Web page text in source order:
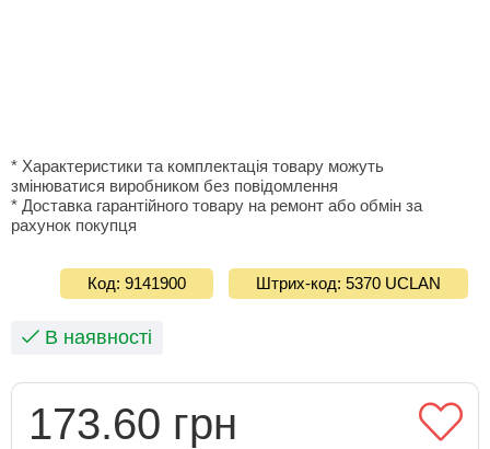
* Характеристики та комплектація товару можуть
змінюватися виробником без повідомлення
* Доставка гарантiйного товару на ремонт або обмiн за
рахунок покупця
Код: 9141900 Штрих-код: 5370 UCLAN
В наявності
173.60 грн